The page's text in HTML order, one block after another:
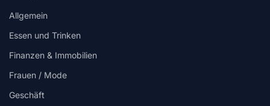
Allgemein
Essen und Trinken
Finanzen & Immobilien
Frauen / Mode
Geschäft